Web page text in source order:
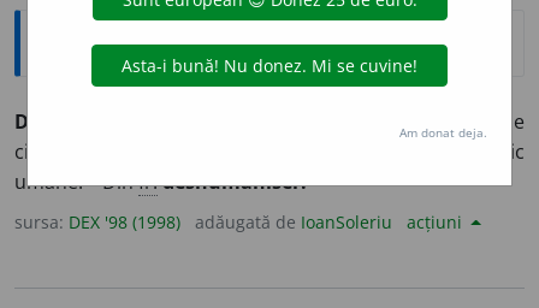
Explicative DEX
DEZUMANIZ
A face pe
cineva să-și piardă sau a-și pierde caracterele specific
umane. – Dinfr.déshumaniser.
sursa: DEX '98 (1998) adăugată de IoanSoleriu acțiuni
Am donat deja.